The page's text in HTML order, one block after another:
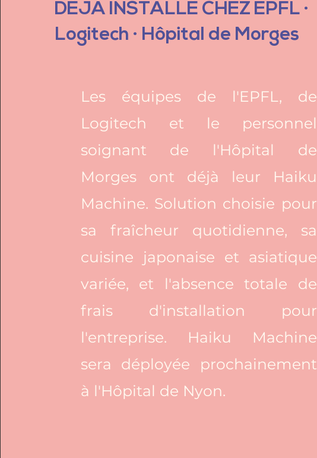
DÉJÀ INSTALLÉ CHEZ EPFL ·
Logitech · Hôpital de Morges
Les équipes de l'EPFL, de
Logitech et le personnel
soignant de l'Hôpital de
Morges ont déjà leur Haiku
Machine. Solution choisie pour
sa fraîcheur quotidienne, sa
cuisine japonaise et asiatique
variée, et l'absence totale de
frais d'installation pour
l'entreprise. Haiku Machine
sera déployée prochainement
à l'Hôpital de Nyon.